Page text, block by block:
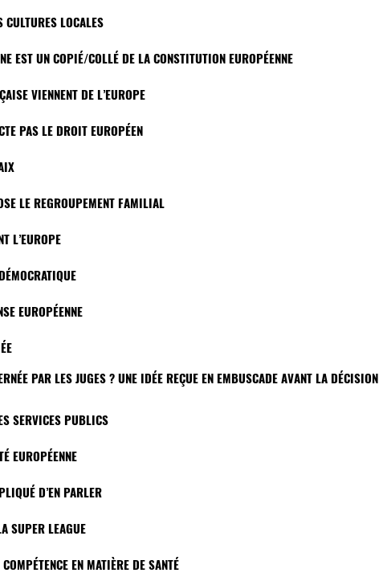
CULTURES LOCALES
EST UN COPIÉ/COLLÉ DE LA CONSTITUTION EUROPÉENNE
VIENNENT DE L’EUROPE
PAS LE DROIT EUROPÉEN
LE REGROUPEMENT FAMILIAL
L’EUROPE
EUROPÉENNE
PAR LES JUGES ? UNE IDÉE REÇUE EN EMBUSCADE AVANT LA
SERVICES PUBLICS
EUROPÉENNE
D’EN PARLER
SUPER LEAGUE
EN MATIÈRE DE SANTÉ